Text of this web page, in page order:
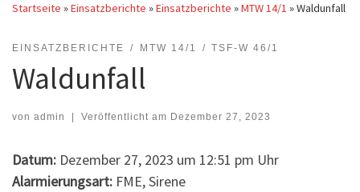
Startseite »Einsatzberichte »Einsatzberichte »MTW 14/1 »Waldunfall
EINSATZBERICHTE MTW 14/1 TSF-W 46/1
Waldunfall
von admin | Veröffentlicht am Dezember 27, 2023
Datum: Dezember 27, 2023 um 12:51 pm Uhr
Alarmierungsart: FME, Sirene